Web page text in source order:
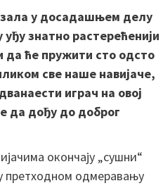
у досадашњем делу
знатно растерећенији
да ће пружити сто одсто
све наше навијаче,
играч на овој
да дођу до доброг
окончају „сушни“
претходном одмеравању